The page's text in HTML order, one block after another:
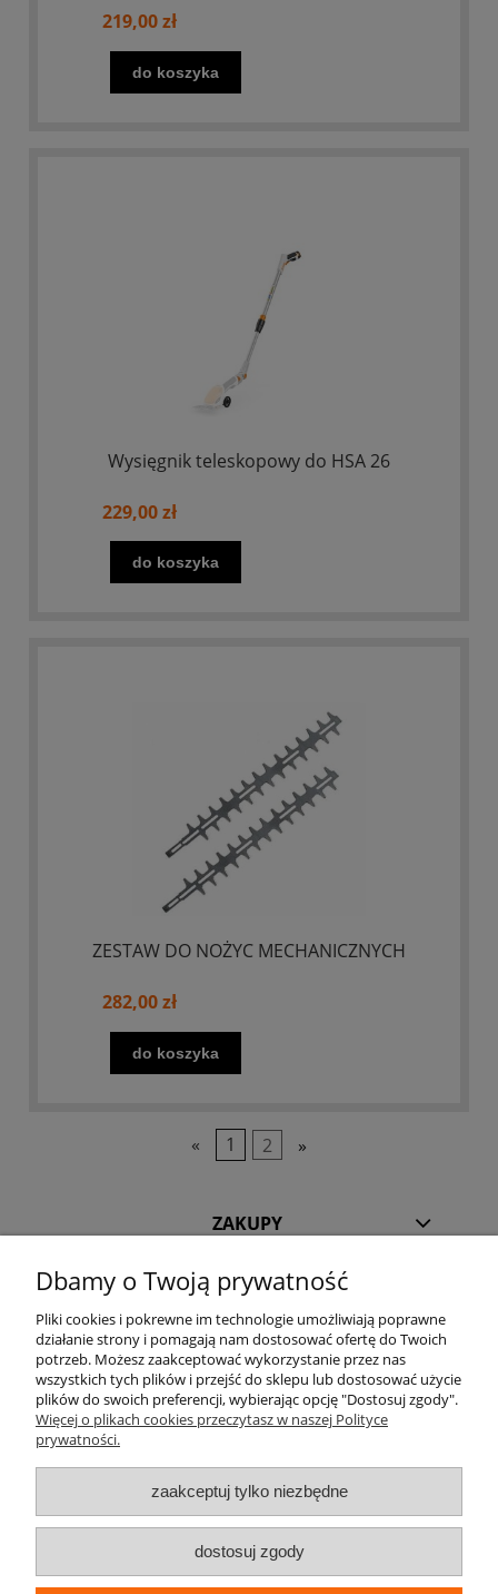
219,00 zł
do koszyka
Wysięgnik teleskopowy do HSA 26
229,00 zł
do koszyka
ZESTAW DO NOŻYC MECHANICZNYCH
282,00 zł
do koszyka
« 1 2 »
ZAKUPY
POMOC
INFORMACJE
KILKA SŁÓW O NAS
Dbamy o Twoją prywatność
Pliki cookies i pokrewne im technologie umożliwiają poprawne
działanie strony i pomagają nam dostosować ofertę do Twoich
potrzeb. Możesz zaakceptować wykorzystanie przez nas
wszystkich tych plików i przejść do sklepu lub dostosować użycie
plików do swoich preferencji, wybierając opcję "Dostosuj zgody".
Więcej o plikach cookies przeczytasz w naszej Polityce
prywatności.
zaakceptuj tylko niezbędne
dostosuj zgody